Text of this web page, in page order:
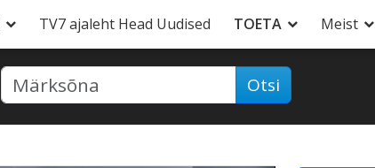
TV7 ajaleht Head Uudised TOETA Meist
Otsi